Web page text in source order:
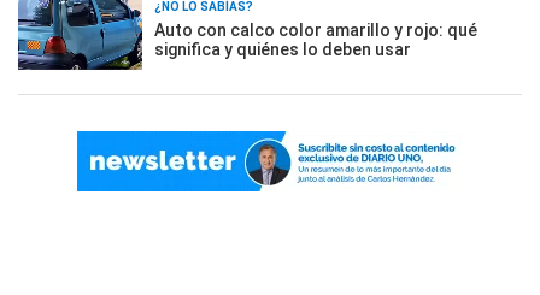
¿NO LO SABÍAS?
Auto con calco color amarillo y rojo: qué
significa y quiénes lo deben usar